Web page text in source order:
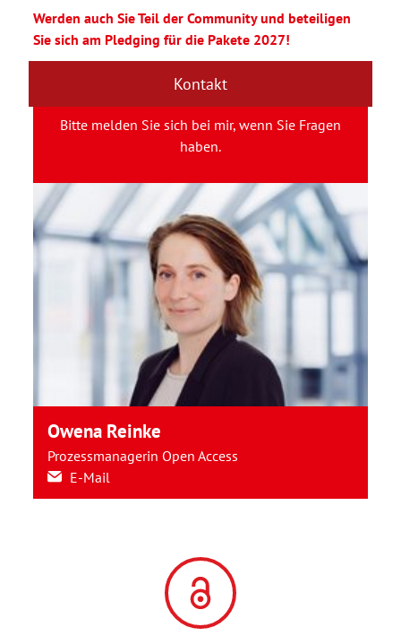
Werden auch Sie Teil der Community und beteiligen
Sie sich am Pledging für die Pakete 2027!
Kontakt
Bitte melden Sie sich bei mir, wenn Sie Fragen
haben.
Owena Reinke
Prozessmanagerin Open Access
E-Mail